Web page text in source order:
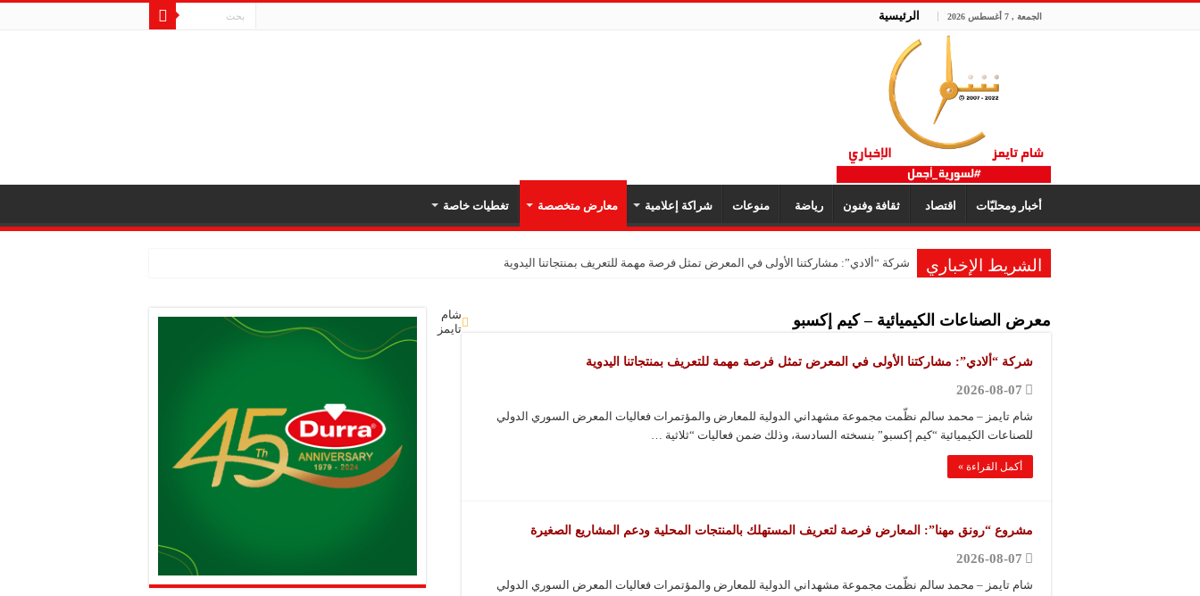
الجمعة , 7 أغسطس 2026 الرئيسية
أخبار ومحليّات اقتصاد ثقافة وفنون رياضة منوعات شراكة إعلامية معارض متخصصة تغطيات خاصة
الشريط الإخباري شركة “ألادي”: مشاركتنا الأولى في المعرض تمثل فرصة مهمة للتعريف بمنتجاتنا اليدوية
معرض الصناعات الكيميائية – كيم إكسبو
شركة “ألادي”: مشاركتنا الأولى في المعرض تمثل فرصة مهمة للتعريف بمنتجاتنا اليدوية
2026-08-07
شام تايمز – محمد سالم نظّمت مجموعة مشهداني الدولية للمعارض والمؤتمرات فعاليات المعرض السوري الدولي
للصناعات الكيميائية “كيم إكسبو” بنسخته السادسة، وذلك ضمن فعاليات “ثلاثية …
أكمل القراءة »
مشروع “رونق مهنا”: المعارض فرصة لتعريف المستهلك بالمنتجات المحلية ودعم المشاريع الصغيرة
2026-08-07
شام تايمز – محمد سالم نظّمت مجموعة مشهداني الدولية للمعارض والمؤتمرات فعاليات المعرض السوري الدولي
شام
تايمز